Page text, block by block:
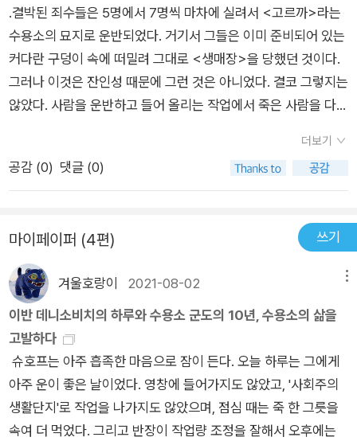
죄수들은 <파시스트들이 실려 왔다!>라는 함성을 들으며 기나
긴 수용소 생활을 시작한다. 소련 전역에는 다양한 형태의 수용소
가 있었다. 운하 건설에 집중하는 곳이 있는가 하면 과학자 죄수
들을 모아 연구를 시키는 곳도 있었다. 한 수용소 내에서도 여성
과 미성년자, 특권수와 밀고자 등 죄수들의 삶은 서로 달랐다. 경
루고 있는 일원이었다. 제4부 (4권) 수용소의 삶 중에서도 내면
적으로도 험난한 일인 것이다. 수용소에서의 정신적 타락은 어찌
보면 당연한 것이지만 이는 비단 수용소만의 문제가 아니라 소비
에트 사회, 소비에트 인간의 내면과 밀접히 연관된 문제라고 솔제
니찐은 설명한다. 그는 자신의 종교적 믿음을 내비치기도 하며 <
우리는 어떻게 살 것인가(또는 어떻게 죽을 것인가)를, 수용소와
는 관계없이, 알고 있어야 한다>라고 역설한다. 제5부 (5권) 제5
부가 시작하기 전에 솔제니찐은 서문을 통해 앞부분의 <어둡고
고통스러운 내용을 견뎌 낼 만큼 정신적으로 강인한 독자들을 위
해> 자유와 투쟁을 보여 줄 것이라고 말한다. 1940년대 후반부
터 정치적인 이유로 잡혀 온 죄수들만을 격리시키는 특수 수용소
제끄의 특성을 설명하고 있는데, 책을 읽으면 읽을수록 새로운 삶
의 형태(살기 위해 몸부림치는 원초적인 사악함 같은 행동 – 타인
을 희생으로 하여 자기 목숨을 유지하는 방식 등)들이 나타나 놀
라기도 하지만, 그 놀람의 강도가 점점 옅어지면서 자신도 모르게
군도 속에서의 비도덕적인 행위들에 익숙해져 가는 것 같다. 하지
만 환경의 변화에 따르는 사고의 변화 속에 살아남아야 한다는 것
이 자기 명령이라는 생각 앞에서는 가슴이 시려 왔다. 제1, 2권의
생각되었다. 그것은 아마도, 제1부와 제2부의 원고 일부가 KGB
에 적발되었다가 원고를 서방으로 밀반출하여 완간한 그런 긴박
했던 부분들이 책의 내용들 이면에 스며들어 있음이 아닌가 하는
느낌을 강하게 받게 했다.
.결박된 죄수들은 5명에서 7명씩 마차에 실려서 <고르까>라는
수용소의 묘지로 운반되었다. 거기서 그들은 이미 준비되어 있는
커다란 구덩이 속에 떠밀려 그대로 <생매장>을 당했던 것이다.
그러나 이것은 잔인성 때문에 그런 것은 아니었다. 결코 그렇지는
않았다. 사람을 운반하고 들어 올리는 작업에서 죽은 사람을 다루
때문이었다.이러한 작업이 아다끄에서 밤마다 여러 날 계속되었
다.그리고 바로 이런 방식에 의해서 우리 당의 도덕적 정치적 통
터 도둑질을 하게 되었고 우리 군대가 왔을 때도 도둑질을 했으며
종전 후에도 계속했다. 그는 열다섯 살이라는 나이치고는 어른스
러운 침울한 웃음을 띠며 앞으로도 계속 도둑질을 하며 살아갈 작
정이라고 했다. '그런데 말이에요.' 그는 제법 논리적으로 말했다.
'노동자 ㅁ노릇이나 하면 빵과 물 이외에는 아무것도 구경할 수
없잖아요. 나는 아이 때 너무 고생을 했으니까 앞으론 좀 잘살아
보고 싶어요.' '독일군이 쳐들어왓을 때는 뭘 했니?' 나는 그가 언
급하지 않은 2년간, 즉 독일군 점령 기간에 대해 물었다. 그는 고
개를 설레설레 흔들었다. '독일군이 들어왔을 때는 일을 했지요.
독일군 치하에서 어떻게 도둑질을 해요? 그랬다가는 당장에 총
더보기
공감 (0) 댓글 (0)
마이페이퍼 (4편) 쓰기
겨울호랑이 2021-08-02
이반 데니소비치의 하루와 수용소 군도의 10년, 수용소의 삶을
고발하다
슈호프는 아주 흡족한 마음으로 잠이 든다. 오늘 하루는 그에게
아주 운이 좋은 날이었다. 영창에 들어가지도 않았고, '사회주의
생활단지'로 작업을 나가지도 않았으며, 점심 때는 죽 한 그릇을
속여 더 먹었다. 그리고 반장이 작업량 조정을 잘해서 오후에는